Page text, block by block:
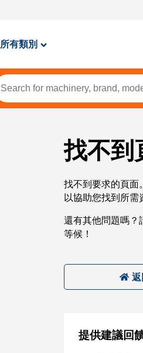
所有類別
找不到
找不到要求的頁面
以協助您找到所需
還有其他問題嗎？
等候！
提供建議回